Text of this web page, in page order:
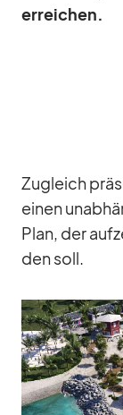
er­rei­chen.
Zu­gleich
ei­nen
Plan, der
den soll.